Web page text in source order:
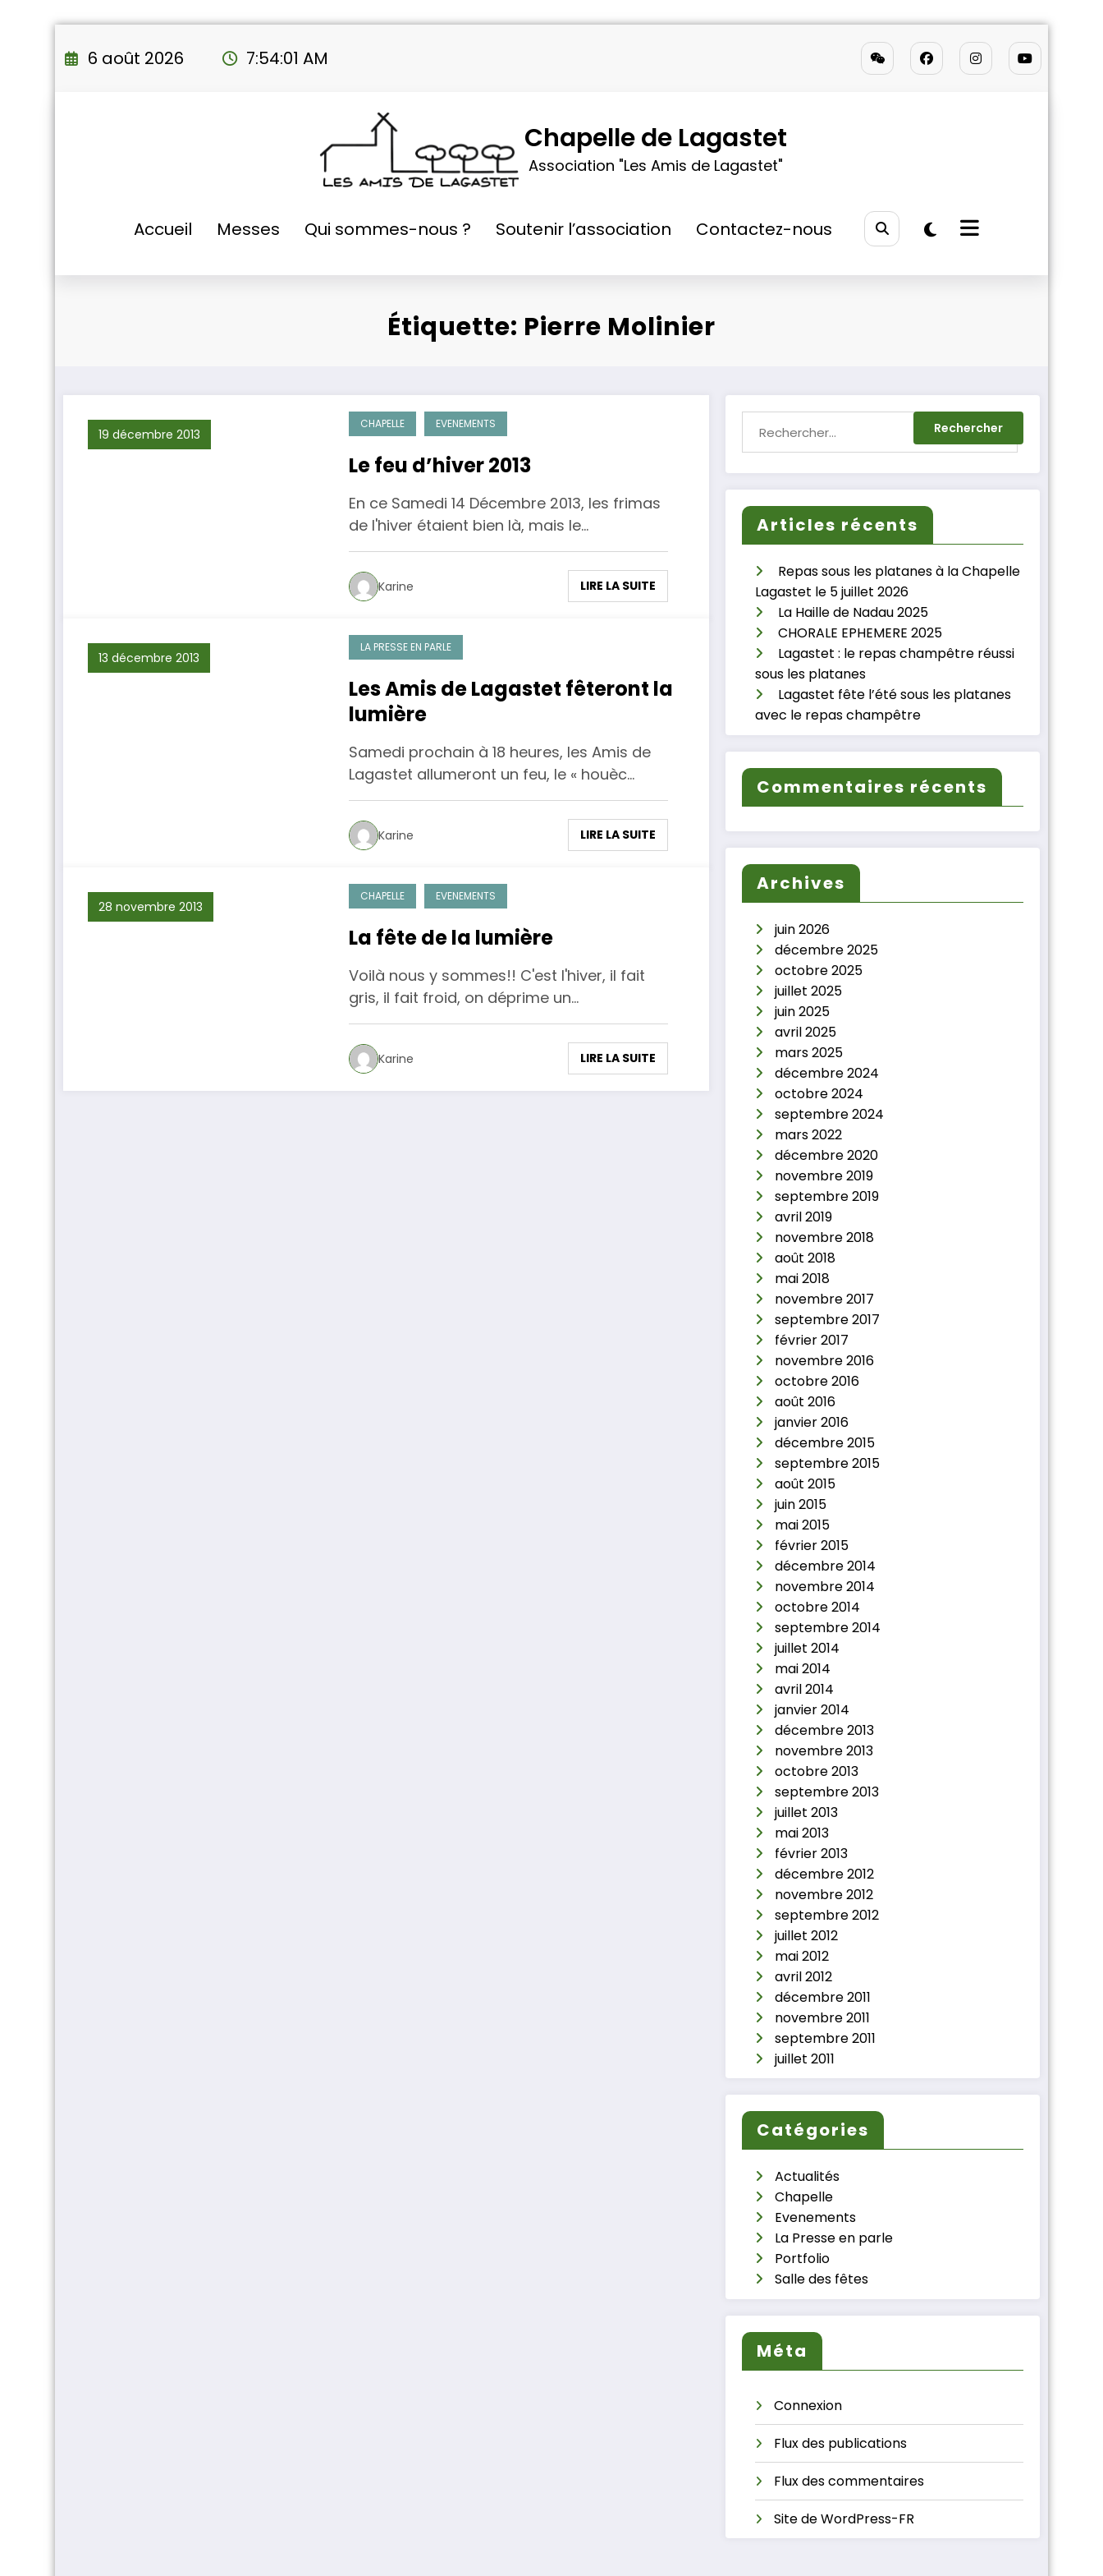
au
6 août 2026 7:54:02 AM
Chapelle de Lagastet
Association "Les Amis de Lagastet"
Accueil Messes Qui sommes-nous ? Soutenir l’association Contactez-nous
Étiquette: Pierre Molinier
19 décembre 2013
CHAPELLE EVENEMENTS
Le feu d’hiver 2013
En ce Samedi 14 Décembre 2013, les frimas
de l'hiver étaient bien là, mais le…
Karine LIRE LA SUITE
13 décembre 2013
LA PRESSE EN PARLE
Les Amis de Lagastet fêteront la
lumière
Samedi prochain à 18 heures, les Amis de
Lagastet allumeront un feu, le « houèc…
Karine LIRE LA SUITE
28 novembre 2013
CHAPELLE EVENEMENTS
La fête de la lumière
Voilà nous y sommes!! C'est l'hiver, il fait
gris, il fait froid, on déprime un…
Karine LIRE LA SUITE
Articles récents
Repas sous les platanes à la Chapelle
Lagastet le 5 juillet 2026
La Haille de Nadau 2025
CHORALE EPHEMERE 2025
Lagastet : le repas champêtre réussi
sous les platanes
Lagastet fête l’été sous les platanes
avec le repas champêtre
Commentaires récents
Archives
juin 2026
décembre 2025
octobre 2025
juillet 2025
juin 2025
avril 2025
mars 2025
décembre 2024
octobre 2024
septembre 2024
mars 2022
décembre 2020
novembre 2019
septembre 2019
avril 2019
novembre 2018
août 2018
mai 2018
novembre 2017
septembre 2017
février 2017
novembre 2016
octobre 2016
août 2016
janvier 2016
décembre 2015
septembre 2015
août 2015
juin 2015
mai 2015
février 2015
décembre 2014
novembre 2014
octobre 2014
septembre 2014
juillet 2014
mai 2014
avril 2014
janvier 2014
décembre 2013
novembre 2013
octobre 2013
septembre 2013
juillet 2013
mai 2013
février 2013
décembre 2012
novembre 2012
septembre 2012
juillet 2012
mai 2012
avril 2012
décembre 2011
novembre 2011
septembre 2011
juillet 2011
Catégories
Actualités
Chapelle
Evenements
La Presse en parle
Portfolio
Salle des fêtes
Méta
Connexion
Flux des publications
Flux des commentaires
Site de WordPress-FR